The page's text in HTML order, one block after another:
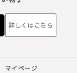
詳しくはこちら
マイページ